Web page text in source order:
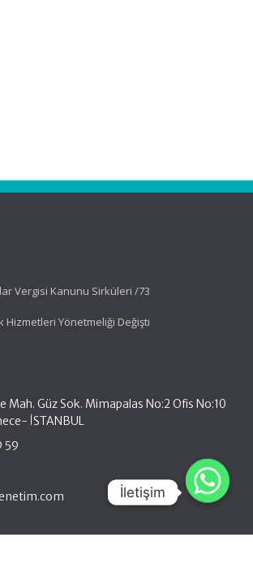
Vergisi Kanunu Sirküleri /73
Hizmetleri Yönetmeliği Değişti
Mah. Güz Sok. Mimapalas No:2 Ofis No:10
İSTANBUL
59
İletişim
İletişim